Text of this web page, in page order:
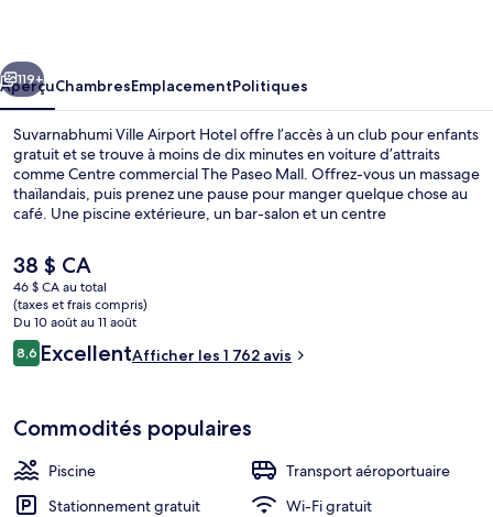
Hotel
Suivant
119+
AperçuChambresEmplacementPolitiques
Suvarnabhumi Ville Airport Hotel offre l’accès à un club pour enfants
gratuit et se trouve à moins de dix minutes en voiture d’attraits
comme Centre commercial The Paseo Mall. Offrez-vous un massage
thaïlandais, puis prenez une pause pour manger quelque chose au
café. Une piscine extérieure, un bar-salon et un centre
Les autres voyageurs apprécient vraiment le personnel serviable et
les options de repas.
Le
prix
actuel
est
de 38 $ CA
38 $ CA
46 $ CA au total
(taxes et frais compris)
Du 10 août au 11 août
Avis
8,68,6 sur 10 –
ExcellentAfficher les 1 762 avis
Commodités populaires
Piscine
Transport aéroportuaire
Stationnement gratuit
Wi-Fi gratuit